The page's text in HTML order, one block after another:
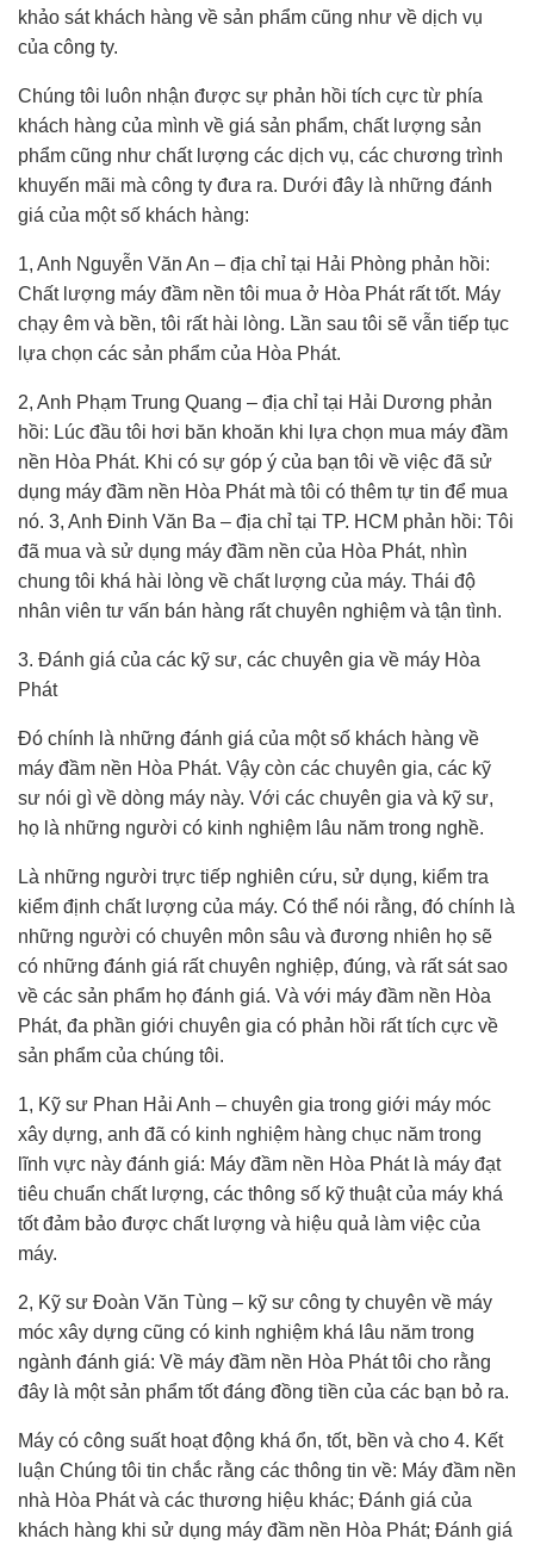
khảo sát khách hàng về sản phẩm cũng như về dịch vụ
của công ty.
Chúng tôi luôn nhận được sự phản hồi tích cực từ phía
khách hàng của mình về giá sản phẩm, chất lượng sản
phẩm cũng như chất lượng các dịch vụ, các chương trình
khuyến mãi mà công ty đưa ra. Dưới đây là những đánh
giá của một số khách hàng:
1, Anh Nguyễn Văn An – địa chỉ tại Hải Phòng phản hồi:
Chất lượng máy đầm nền tôi mua ở Hòa Phát rất tốt. Máy
chạy êm và bền, tôi rất hài lòng. Lần sau tôi sẽ vẫn tiếp tục
lựa chọn các sản phẩm của Hòa Phát.
2, Anh Phạm Trung Quang – địa chỉ tại Hải Dương phản
hồi: Lúc đầu tôi hơi băn khoăn khi lựa chọn mua máy đầm
nền Hòa Phát. Khi có sự góp ý của bạn tôi về việc đã sử
dụng máy đầm nền Hòa Phát mà tôi có thêm tự tin để mua
nó. 3, Anh Đinh Văn Ba – địa chỉ tại TP. HCM phản hồi: Tôi
đã mua và sử dụng máy đầm nền của Hòa Phát, nhìn
chung tôi khá hài lòng về chất lượng của máy. Thái độ
nhân viên tư vấn bán hàng rất chuyên nghiệm và tận tình.
3. Đánh giá của các kỹ sư, các chuyên gia về máy Hòa
Phát
Đó chính là những đánh giá của một số khách hàng về
máy đầm nền Hòa Phát. Vậy còn các chuyên gia, các kỹ
sư nói gì về dòng máy này. Với các chuyên gia và kỹ sư,
họ là những người có kinh nghiệm lâu năm trong nghề.
Là những người trực tiếp nghiên cứu, sử dụng, kiểm tra
kiểm định chất lượng của máy. Có thể nói rằng, đó chính là
những người có chuyên môn sâu và đương nhiên họ sẽ
có những đánh giá rất chuyên nghiệp, đúng, và rất sát sao
về các sản phẩm họ đánh giá. Và với máy đầm nền Hòa
Phát, đa phần giới chuyên gia có phản hồi rất tích cực về
sản phẩm của chúng tôi.
1, Kỹ sư Phan Hải Anh – chuyên gia trong giới máy móc
xây dựng, anh đã có kinh nghiệm hàng chục năm trong
lĩnh vực này đánh giá: Máy đầm nền Hòa Phát là máy đạt
tiêu chuẩn chất lượng, các thông số kỹ thuật của máy khá
tốt đảm bảo được chất lượng và hiệu quả làm việc của
máy.
2, Kỹ sư Đoàn Văn Tùng – kỹ sư công ty chuyên về máy
móc xây dựng cũng có kinh nghiệm khá lâu năm trong
ngành đánh giá: Về máy đầm nền Hòa Phát tôi cho rằng
đây là một sản phẩm tốt đáng đồng tiền của các bạn bỏ ra.
Máy có công suất hoạt động khá ổn, tốt, bền và cho 4. Kết
luận Chúng tôi tin chắc rằng các thông tin về: Máy đầm nền
nhà Hòa Phát và các thương hiệu khác; Đánh giá của
khách hàng khi sử dụng máy đầm nền Hòa Phát; Đánh giá